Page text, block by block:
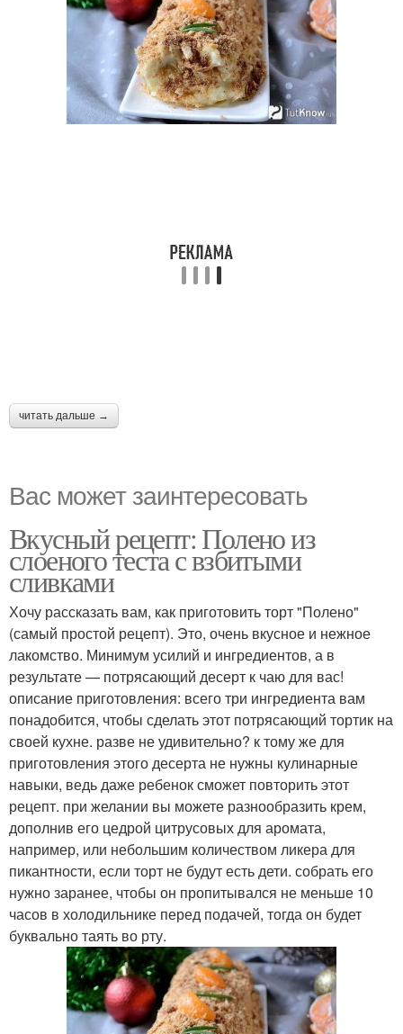
читать дальше →
Вас может заинтересовать
Вкусный рецепт: Полено из
слоеного теста с взбитыми
сливками
Хочу рассказать вам, как приготовить торт "Полено"
(самый простой рецепт). Это, очень вкусное и нежное
лакомство. Минимум усилий и ингредиентов, а в
результате — потрясающий десерт к чаю для вас!
описание приготовления: всего три ингредиента вам
понадобится, чтобы сделать этот потрясающий тортик на
своей кухне. разве не удивительно? к тому же для
приготовления этого десерта не нужны кулинарные
навыки, ведь даже ребенок сможет повторить этот
рецепт. при желании вы можете разнообразить крем,
дополнив его цедрой цитрусовых для аромата,
например, или небольшим количеством ликера для
пикантности, если торт не будут есть дети. собрать его
нужно заранее, чтобы он пропитывался не меньше 10
часов в холодильнике перед подачей, тогда он будет
буквально таять во рту.